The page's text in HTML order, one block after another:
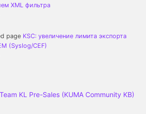
XML фильтра
page KSC: увеличение лимита экспорта
(Syslog/CEF)
KL Pre-Sales (KUMA Community KB)